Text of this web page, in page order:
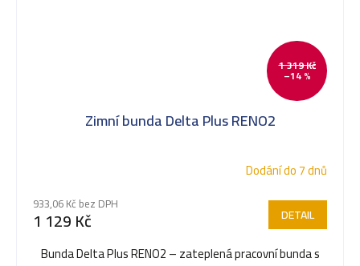
1 319 Kč
–14 %
Zimní bunda Delta Plus RENO2
Dodání do 7 dnů
933,06 Kč bez DPH
1 129 Kč DETAIL
Bunda Delta Plus RENO2 – zateplená pracovní bunda s